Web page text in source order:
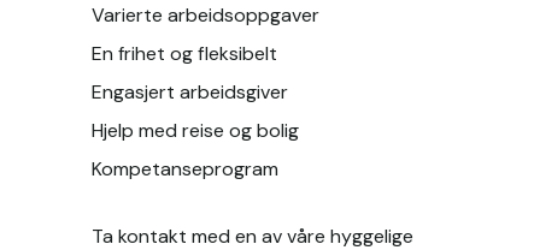
Varierte arbeidsoppgaver
En frihet og fleksibelt
Engasjert arbeidsgiver
Hjelp med reise og bolig
Kompetanseprogram
Ta kontakt med en av våre hyggelige